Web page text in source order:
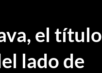
el título
lado de